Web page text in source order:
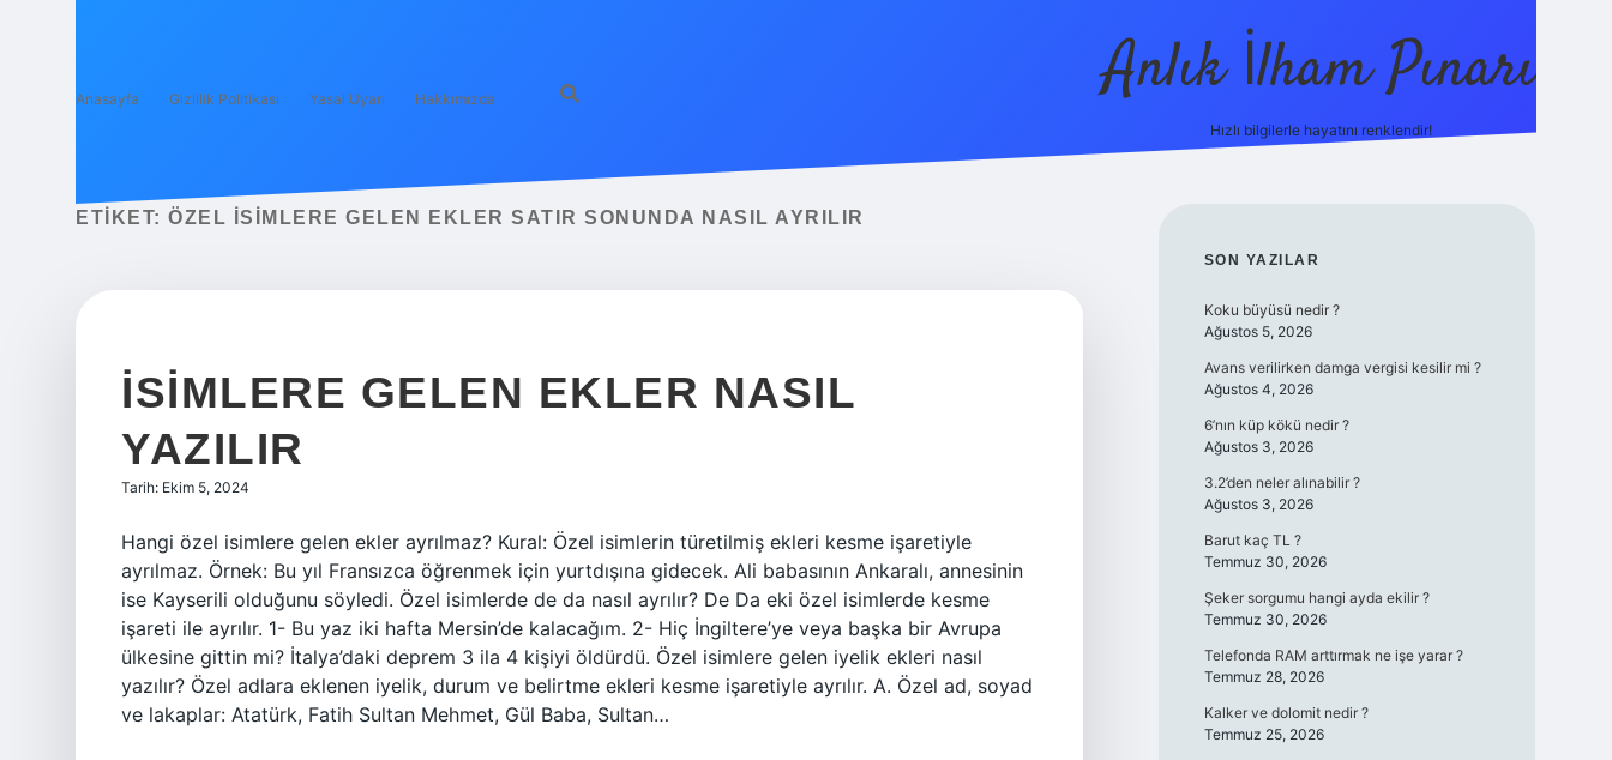
Anasayfa Gizlilik Politikası Yasal Uyarı Hakkımızda Anlık İlham Pınarı
Hızlı bilgilerle hayatını renklendir!
ETIKET: ÖZEL ISIMLERE GELEN EKLER SATIR SONUNDA NASIL AYRILIR
İSIMLERE GELEN EKLER NASIL
YAZILIR
Tarih: Ekim 5, 2024
Hangi özel isimlere gelen ekler ayrılmaz? Kural: Özel isimlerin türetilmiş ekleri kesme işaretiyle
ayrılmaz. Örnek: Bu yıl Fransızca öğrenmek için yurtdışına gidecek. Ali babasının Ankaralı, annesinin
ise Kayserili olduğunu söyledi. Özel isimlerde de da nasıl ayrılır? De Da eki özel isimlerde kesme
işareti ile ayrılır. 1- Bu yaz iki hafta Mersin’de kalacağım. 2- Hiç İngiltere’ye veya başka bir Avrupa
ülkesine gittin mi? İtalya’daki deprem 3 ila 4 kişiyi öldürdü. Özel isimlere gelen iyelik ekleri nasıl
yazılır? Özel adlara eklenen iyelik, durum ve belirtme ekleri kesme işaretiyle ayrılır. A. Özel ad, soyad
ve lakaplar: Atatürk, Fatih Sultan Mehmet, Gül Baba, Sultan…
SIDEBAR
SON YAZILAR
Koku büyüsü nedir ?
Ağustos 5, 2026
Avans verilirken damga vergisi kesilir mi ?
Ağustos 4, 2026
6’nın küp kökü nedir ?
Ağustos 3, 2026
3.2’den neler alınabilir ?
Ağustos 3, 2026
Barut kaç TL ?
Temmuz 30, 2026
Şeker sorgumu hangi ayda ekilir ?
Temmuz 30, 2026
Telefonda RAM arttırmak ne işe yarar ?
Temmuz 28, 2026
Kalker ve dolomit nedir ?
Temmuz 25, 2026